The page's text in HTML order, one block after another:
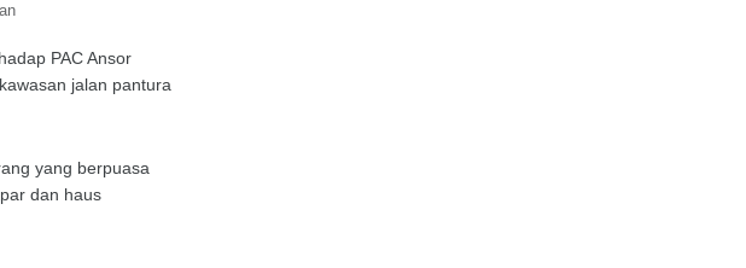
PAC Ansor
jalan pantura
yang berpuasa
dan haus